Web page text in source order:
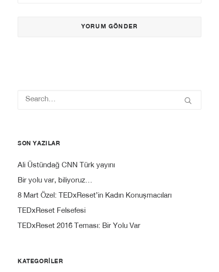
SON YAZILAR
Ali Üstündağ CNN Türk yayını
Bir yolu var, biliyoruz…
8 Mart Özel: TEDxReset’in Kadın Konuşmacıları
TEDxReset Felsefesi
TEDxReset 2016 Teması: Bir Yolu Var
KATEGORILER